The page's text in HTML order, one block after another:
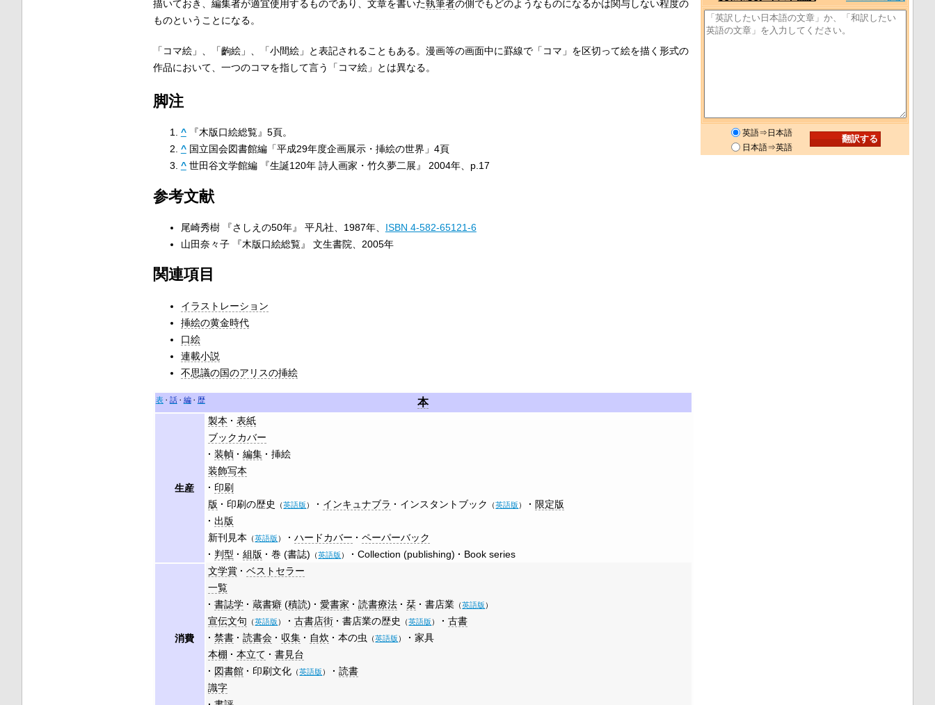
描いておき、編集者が適宜使用するものであり、文章を書いた執筆者の側でもどのようなものになるかは関与しない程度の
ものということになる。
「コマ絵」、「齣絵」、「小間絵」と表記されることもある。漫画等の画面中に罫線で「コマ」を区切って絵を描く形式の
作品において、一つのコマを指して言う「コマ絵」とは異なる。
脚注
^
『木版口絵総覧』5頁。
^ 国立国会図書館編「平成29年度企画展示・挿絵の世界」4頁
^ 世田谷文学館編 『生誕120年 詩人画家・竹久夢二展』 2004年、p.17
参考文献
尾崎秀樹 『さしえの50年』 平凡社、1987年、 ISBN 4-582-65121-6
山田奈々子 『木版口絵総覧』 文生書院、2005年
関連項目
イラストレーション
挿絵の黄金時代
口絵
連載小説
不思議の国のアリスの挿絵
表 話 編 歴 本
生産
製本
表紙
ブックカバー
装幀
編集
挿絵
装飾写本
印刷
版
印刷の歴史 （英語版） インキュナブラ インスタントブック （英語版）
限定版
出版
新刊見本
（英語版） ハードカバー
ペーパーバック
判型
組版 巻 (書誌) （英語版） Collection (publishing) Book series
消費
文学賞
ベストセラー
一覧
書誌学
蔵書癖 (積読) 愛書家 読書療法 栞 書店業 （英語版）
宣伝文句 （英語版） 古書店街 書店業の歴史 （英語版）
古書
禁書
読書会 収集 自炊 本の虫 （英語版）
家具
本棚
本立て
書見台
図書館
印刷文化 （英語版）
読書
識字
英語⇒日本語
日本語⇒英語